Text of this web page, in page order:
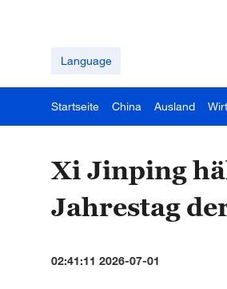
Language
Startseite China Ausland
Xi Jinping
Jahrestag
02:41:11 2026-07-01